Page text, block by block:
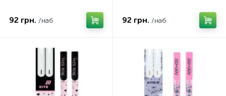
92 грн. /наб 92 грн. /наб